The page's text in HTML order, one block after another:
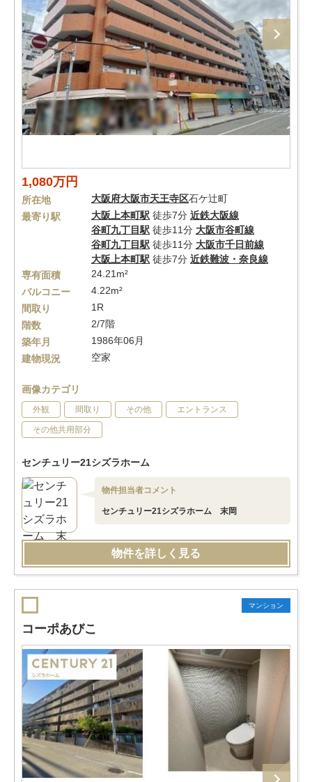
1,080万円
所在地 大阪府大阪市天王寺区石ケ辻町
最寄り駅
大阪上本町駅 徒歩7分 近鉄大阪線
谷町九丁目駅 徒歩11分 大阪市谷町線
谷町九丁目駅 徒歩11分 大阪市千日前線
大阪上本町駅 徒歩7分 近鉄難波・奈良線
専有面積
24.21m²
バルコニー
4.22m²
間取り
1R
階数
2/7階
築年月
1986年06月
建物現況
空家
画像カテゴリ
外観 間取り その他 エントランス
その他共用部分
センチュリー21シズラホーム
物件担当者コメント
センチュリー21シズラホーム 末岡
物件を詳しく見る
マンション
コーポあびこ